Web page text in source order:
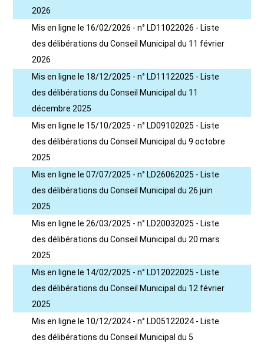
2026
Mis en ligne le 16/02/2026 - n° LD11022026 - Liste
des délibérations du Conseil Municipal du 11 février
2026
Mis en ligne le 18/12/2025 - n° LD11122025 - Liste
des délibérations du Conseil Municipal du 11
décembre 2025
Mis en ligne le 15/10/2025 - n° LD09102025 - Liste
des délibérations du Conseil Municipal du 9 octobre
2025
Mis en ligne le 07/07/2025 - n° LD26062025 - Liste
des délibérations du Conseil Municipal du 26 juin
2025
Mis en ligne le 26/03/2025 - n° LD20032025 - Liste
des délibérations du Conseil Municipal du 20 mars
2025
Mis en ligne le 14/02/2025 - n° LD12022025 - Liste
des délibérations du Conseil Municipal du 12 février
2025
Mis en ligne le 10/12/2024 - n° LD05122024 - Liste
des délibérations du Conseil Municipal du 5